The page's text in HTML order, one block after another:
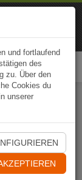
und fortlaufend
des
zu. Über den
Cookies du
unserer